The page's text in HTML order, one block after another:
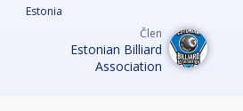
Estonia
Člen
Estonian Billiard
Association